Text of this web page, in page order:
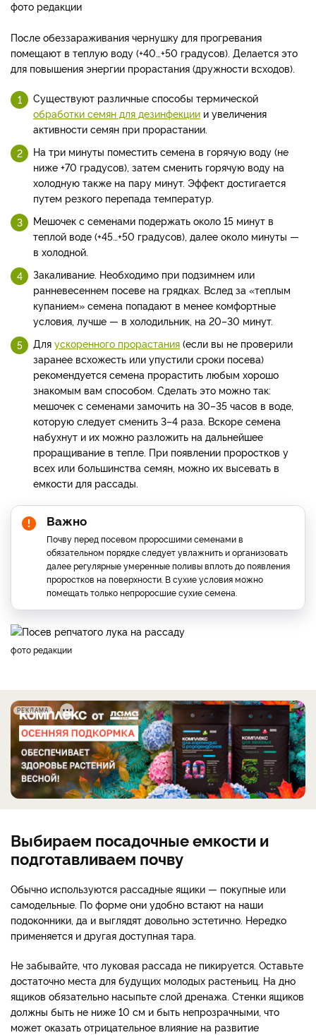
фото редакции
После обеззараживания чернушку для прогревания
помещают в теплую воду (+40…+50 градусов). Делается это
для повышения энергии прорастания (дружности всходов).
Существуют различные способы термической
обработки семян для дезинфекции и увеличения
активности семян при прорастании.
На три минуты поместить семена в горячую воду (не
ниже +70 градусов), затем сменить горячую воду на
холодную также на пару минут. Эффект достигается
путем резкого перепада температур.
Мешочек с семенами подержать около 15 минут в
теплой воде (+45…+50 градусов), далее около минуты —
в холодной.
Закаливание. Необходимо при подзимнем или
ранневесеннем посеве на грядках. Вслед за «теплым
купанием» семена попадают в менее комфортные
условия, лучше — в холодильник, на 20–30 минут.
Для ускоренного прорастания (если вы не проверили
заранее всхожесть или упустили сроки посева)
рекомендуется семена прорастить любым хорошо
знакомым вам способом. Сделать это можно так:
мешочек с семенами замочить на 30–35 часов в воде,
которую следует сменить 3–4 раза. Вскоре семена
набухнут и их можно разложить на дальнейшее
проращивание в тепле. При появлении проростков у
всех или большинства семян, можно их высевать в
емкости для рассады.
Важно
Почву перед посевом проросшими семенами в
обязательном порядке следует увлажнить и организовать
далее регулярные умеренные поливы вплоть до появления
проростков на поверхности. В сухие условия можно
помещать только непроросшие сухие семена.
фото редакции
РЕКЛАМА
Выбираем посадочные емкости и
подготавливаем почву
Обычно используются рассадные ящики — покупные или
самодельные. По форме они удобно встают на наши
подоконники, да и выглядят довольно эстетично. Нередко
применяется и другая доступная тара.
Не забывайте, что луковая рассада не пикируется. Оставьте
достаточно места для будущих молодых растеньиц. На дно
ящиков обязательно насыпьте слой дренажа. Стенки ящиков
должны быть не ниже 10 см и быть непрозрачными, что
может оказать отрицательное влияние на развитие